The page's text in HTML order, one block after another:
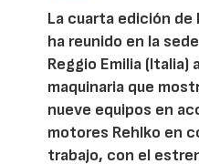
La cuarta edición de
ha reunido en la
Reggio Emilia
maquinaria que
nueve equipos en
motores Rehlko en
trabajo, con el